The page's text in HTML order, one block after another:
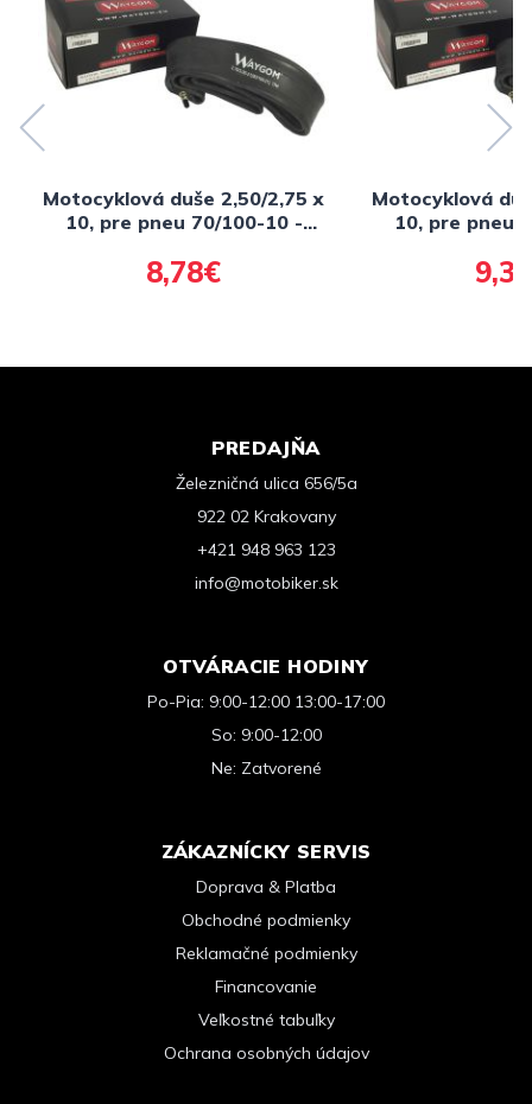
Motocyklová duše 2,50/2,75 x
10, pre pneu 70/100-10 -
WAYGOM
8,78€
Motocyklová
10, pre pneu
PREDAJŇA
Železničná ulica 656/5a
922 02 Krakovany
+421 948 963 123
info@motobiker.sk
OTVÁRACIE HODINY
Po-Pia: 9:00-12:00 13:00-17:00
So: 9:00-12:00
Ne: Zatvorené
ZÁKAZNÍCKY SERVIS
Doprava & Platba
Obchodné podmienky
Reklamačné podmienky
Financovanie
Veľkostné tabuľky
Ochrana osobných údajov